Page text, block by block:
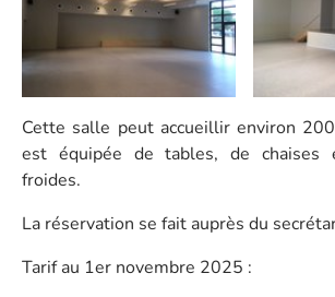
Cette salle peut accueillir environ
est équipée de tables, de chaises
froides.
La réservation se fait auprès du
Tarif au 1er novembre 2025 :